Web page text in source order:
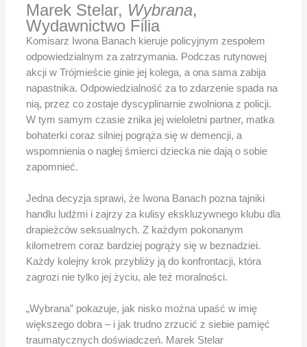
Marek Stelar, Wybrana,
Wydawnictwo Filia
Komisarz Iwona Banach kieruje policyjnym zespołem
odpowiedzialnym za zatrzymania. Podczas rutynowej
akcji w Trójmieście ginie jej kolega, a ona sama zabija
napastnika. Odpowiedzialność za to zdarzenie spada na
nią, przez co zostaje dyscyplinarnie zwolniona z policji.
W tym samym czasie znika jej wieloletni partner, matka
bohaterki coraz silniej pogrąża się w demencji, a
wspomnienia o nagłej śmierci dziecka nie dają o sobie
zapomnieć.
Jedna decyzja sprawi, że Iwona Banach pozna tajniki
handlu ludźmi i zajrzy za kulisy ekskluzywnego klubu dla
drapieżców seksualnych. Z każdym pokonanym
kilometrem coraz bardziej pogrąży się w beznadziei.
Każdy kolejny krok przybliży ją do konfrontacji, która
zagrozi nie tylko jej życiu, ale też moralności.
„Wybrana” pokazuje, jak nisko można upaść w imię
większego dobra – i jak trudno zrzucić z siebie pamięć
traumatycznych doświadczeń. Marek Stelar